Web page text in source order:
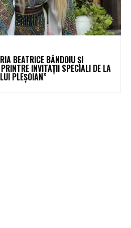
BEATRICE BĂNDOIU ȘI
INVITAȚII SPECIALI DE LA
PLEȘOIAN”